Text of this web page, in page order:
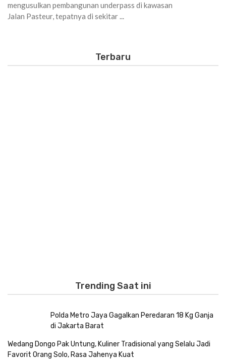
mengusulkan pembangunan underpass di kawasan
Jalan Pasteur, tepatnya di sekitar ...
Terbaru
Trending Saat ini
Polda Metro Jaya Gagalkan Peredaran 18 Kg Ganja
di Jakarta Barat
Wedang Dongo Pak Untung, Kuliner Tradisional yang Selalu Jadi
Favorit Orang Solo, Rasa Jahenya Kuat